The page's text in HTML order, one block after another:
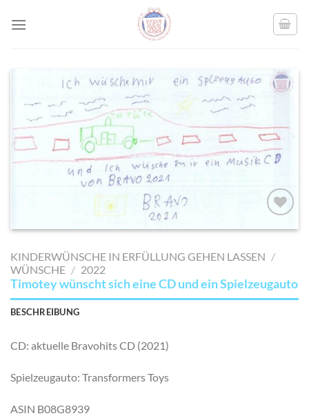
AUF MEINE
SETZEN
KINDERWÜNSCHE IN ERFÜLLUNG GEHEN LASSEN /
WÜNSCHE / 2022
Timotey wünscht sich eine CD und ein Spielzeugauto
BESCHREIBUNG
CD: aktuelle Bravohits CD (2021)
Spielzeugauto: Transformers Toys
ASIN B08G8939